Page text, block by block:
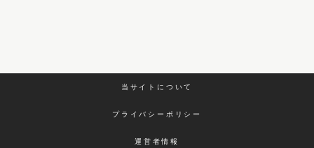
当サイトについて
プライバシーポリシー
運営者情報